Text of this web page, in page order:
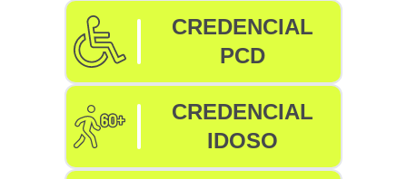
CREDENCIAL
PCD
CREDENCIAL
IDOSO